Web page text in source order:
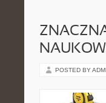
POSTED BY